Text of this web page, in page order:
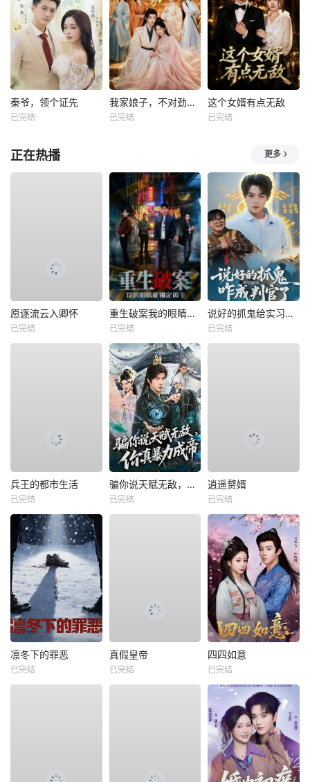
秦爷，领个证先
已完结
我家娘子，不对劲第四季
已完结
这个女婿有点无敌
已完结
正在热播 更多
愿逐流云入卿怀
已完结
重生破案我的眼睛能锁定凶手
已完结
说好的抓鬼给实习证明，咋成判官了
已完结
兵王的都市生活
已完结
骗你说天赋无敌，你真暴力成帝
已完结
逍遥赘婿
已完结
凛冬下的罪恶
已完结
真假皇帝
已完结
四四如意
已完结